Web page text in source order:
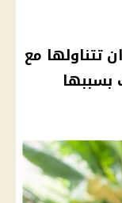
تتناولها مع